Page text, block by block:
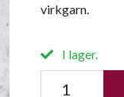
virkgarn.
I lager.